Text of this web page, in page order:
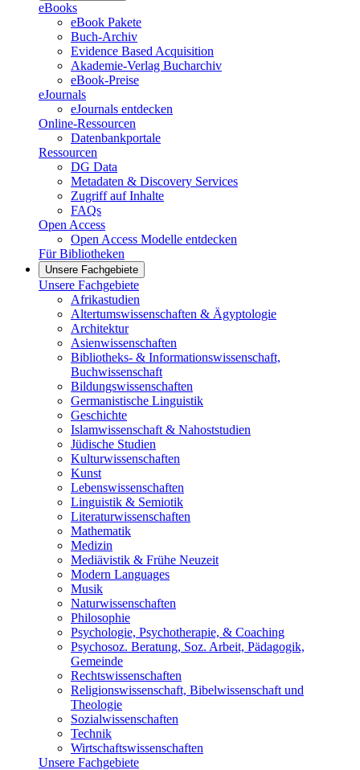
eBooks
eBook Pakete
Buch-Archiv
Evidence Based Acquisition
Akademie-Verlag Bucharchiv
eBook-Preise
eJournals
eJournals entdecken
Online-Ressourcen
Datenbankportale
Ressourcen
DG Data
Metadaten & Discovery Services
Zugriff auf Inhalte
FAQs
Open Access
Open Access Modelle entdecken
Für Bibliotheken
Unsere Fachgebiete
Unsere Fachgebiete
Afrikastudien
Altertumswissenschaften & Ägyptologie
Architektur
Asienwissenschaften
Bibliotheks- & Informationswissenschaft,
Buchwissenschaft
Bildungswissenschaften
Germanistische Linguistik
Geschichte
Islamwissenschaft & Nahoststudien
Jüdische Studien
Kulturwissenschaften
Kunst
Lebenswissenschaften
Linguistik & Semiotik
Literaturwissenschaften
Mathematik
Medizin
Mediävistik & Frühe Neuzeit
Modern Languages
Musik
Naturwissenschaften
Philosophie
Psychologie, Psychotherapie, & Coaching
Psychosoz. Beratung, Soz. Arbeit, Pädagogik,
Gemeinde
Rechtswissenschaften
Religionswissenschaft, Bibelwissenschaft und
Theologie
Sozialwissenschaften
Technik
Wirtschaftswissenschaften
Unsere Fachgebiete